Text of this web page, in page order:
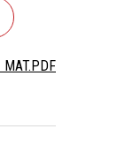
MAT.PDF